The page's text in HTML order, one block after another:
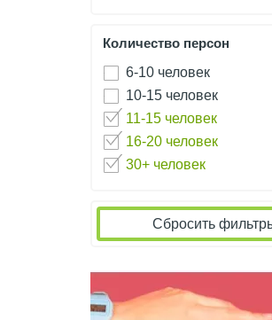
Количество персон
6-10 человек
10-15 человек
11-15 человек
16-20 человек
30+ человек
Сбросить